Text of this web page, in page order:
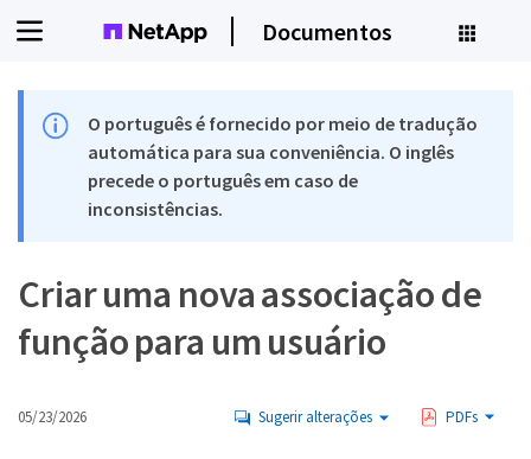
Documentos
O português é fornecido por meio de tradução
automática para sua conveniência. O inglês
precede o português em caso de
inconsistências.
Criar uma nova associação de
função para um usuário
05/23/2026 Sugerir alterações PDFs